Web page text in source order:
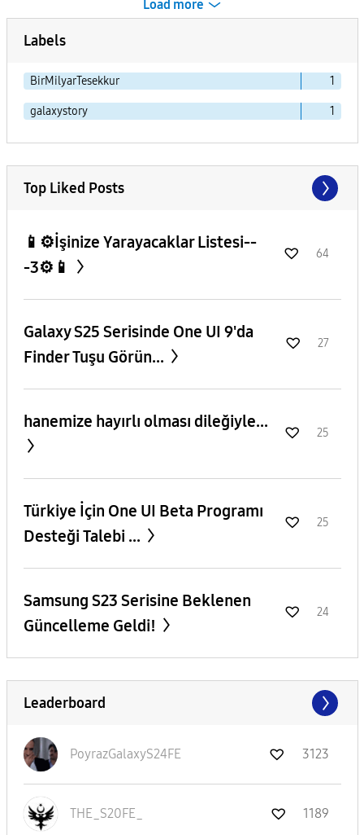
Load more
Labels
BirMilyarTesekkur 1
galaxystory 1
Top Liked Posts
📱⚙️İşinize Yarayacaklar Listesi--
-3⚙️📱
64
Galaxy S25 Serisinde One UI 9'da
Finder Tuşu Görün...
27
hanemize hayırlı olması dileğiyle...
25
​Türkiye İçin One UI Beta Programı
Desteği Talebi ...
25
Samsung S23 Serisine Beklenen
Güncelleme Geldi!
24
Leaderboard
PoyrazGalaxyS24FE 3123
THE_S20FE_ 1189